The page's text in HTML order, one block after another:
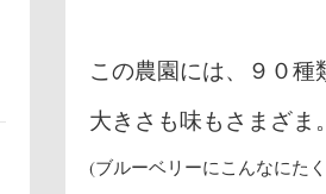
この農園には、９０種
大きさも味もさまざま。
(ブルーベリーにこんなにた